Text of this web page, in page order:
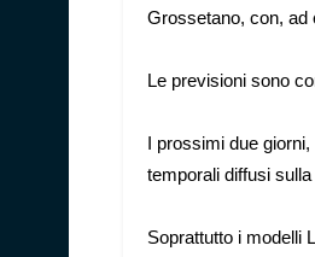
Grossetano, con, ad
Le previsioni sono
I prossimi due
temporali diffusi sulla
Soprattutto i modelli